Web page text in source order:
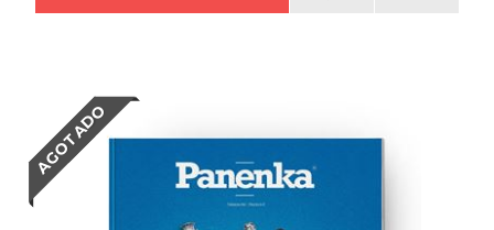
AGOTADO